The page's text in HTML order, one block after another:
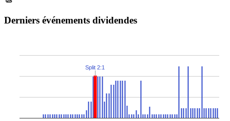
Derniers événements dividendes
Split 2:1